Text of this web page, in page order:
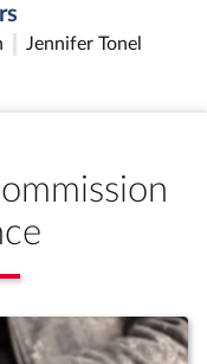
Jennifer Tonel